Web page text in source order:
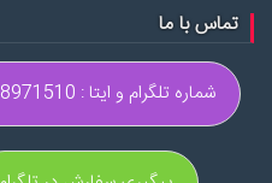
تماس با ما
شماره تلگرام و ایتا : 09038971510